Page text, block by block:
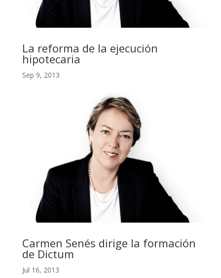
La reforma de la ejecución
hipotecaria
Sep 9, 2013
Carmen Senés dirige la formación
de Dictum
Jul 16, 2013